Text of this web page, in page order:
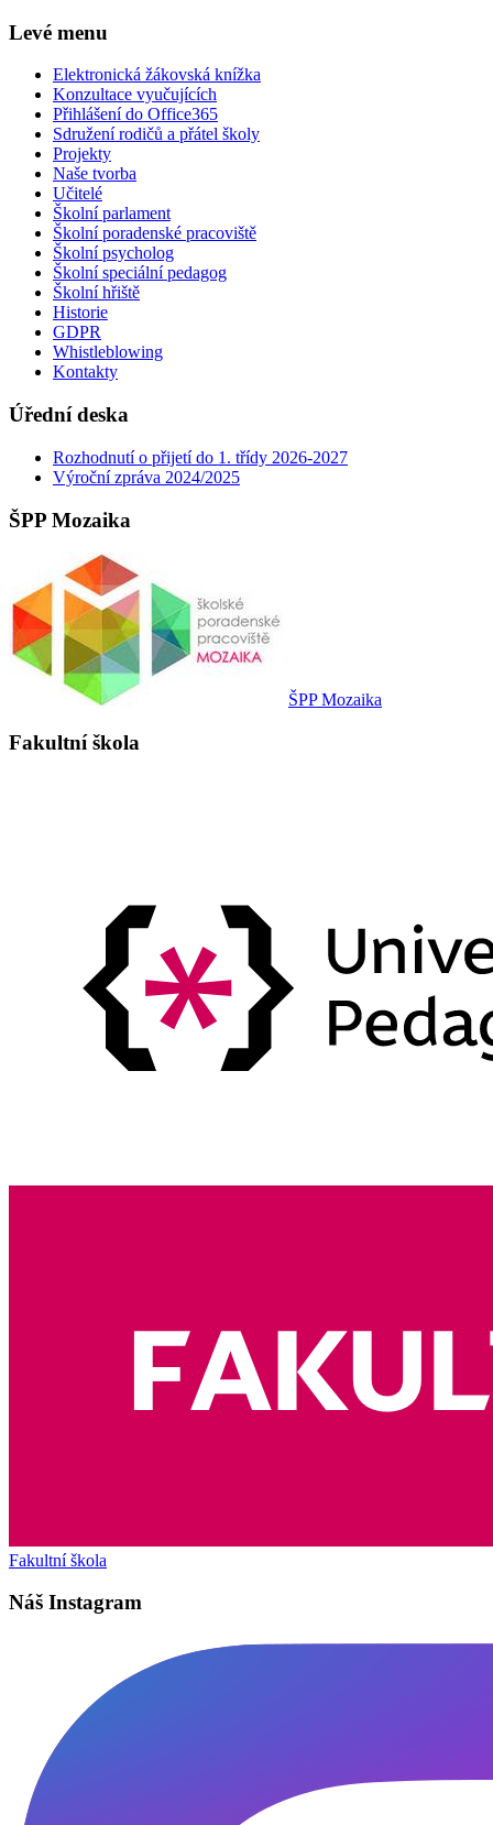
Levé menu
Elektronická žákovská knížka
Konzultace vyučujících
Přihlášení do Office365
Sdružení rodičů a přátel školy
Projekty
Naše tvorba
Učitelé
Školní parlament
Školní poradenské pracoviště
Školní psycholog
Školní speciální pedagog
Školní hřiště
Historie
GDPR
Whistleblowing
Kontakty
Úřední deska
Rozhodnutí o přijetí do 1. třídy 2026-2027
Výroční zpráva 2024/2025
ŠPP Mozaika
ŠPP Mozaika
Fakultní škola
Fakultní škola
Náš Instagram